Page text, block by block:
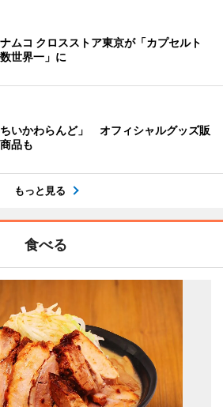
ムコ クロスストア東京が「カプセルト
世界一」に
いかわらんど」 オフィシャルグッズ販
品も
もっと見る
食べる